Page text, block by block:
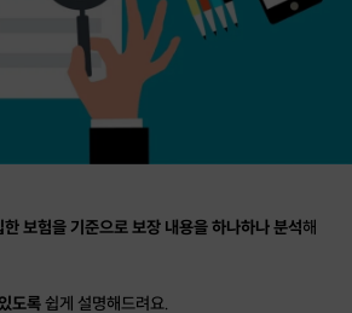
보험을 기준으로 보장 내용을 하나하나 분석해
도록쉽게 설명해드려요.